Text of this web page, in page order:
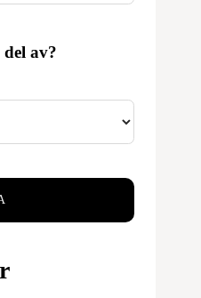
av?